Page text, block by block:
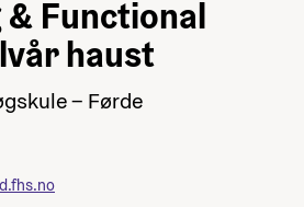
Functional
haust
– Førde